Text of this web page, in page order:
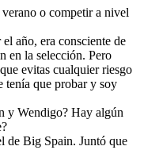
o competir a nivel
año, era consciente de
en la selección. Pero
evitas cualquier riesgo
tenía que probar y soy
y Wendigo? Hay algún
de Big Spain. Juntó que